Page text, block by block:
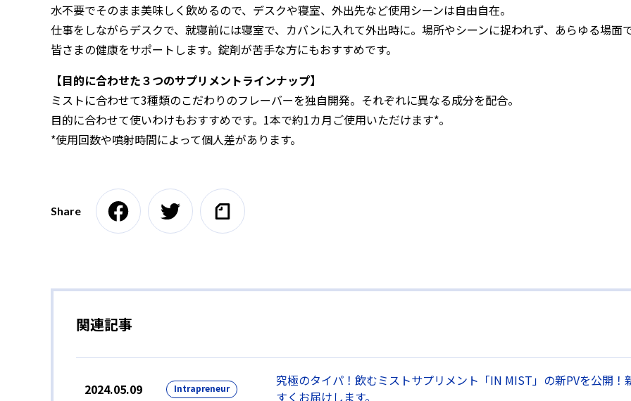
水不要でそのまま美味しく飲めるので、デスクや寝室、外出先など使用シーンは自由自在。
仕事をしながらデスクで、就寝前には寝室で、カバンに入れて外出時に。場所やシーンに捉われず、あらゆる場面
皆さまの健康をサポートします。錠剤が苦手な方にもおすすめです。
【目的に合わせた３つのサプリメントラインナップ】
ミストに合わせて3種類のこだわりのフレーバーを独自開発。それぞれに異なる成分を配合。
目的に合わせて使いわけもおすすめです。1本で約1カ月ご使用いただけます*。
*使用回数や噴射時間によって個人差があります。
Share
関連記事
2024.05.09 Intrapreneur
究極のタイパ！飲むミストサプリメント「IN MIST」の新PVを公開
すくお届けします。